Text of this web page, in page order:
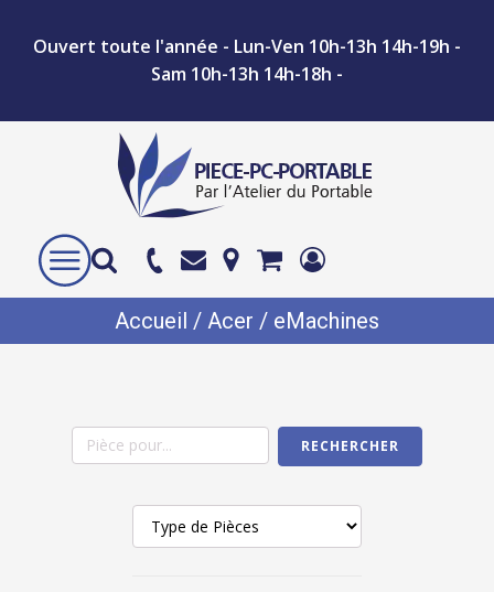
Ouvert toute l'année - Lun-Ven 10h-13h 14h-19h -
Sam 10h-13h 14h-18h -
Accueil / Acer / eMachines
RECHERCHER